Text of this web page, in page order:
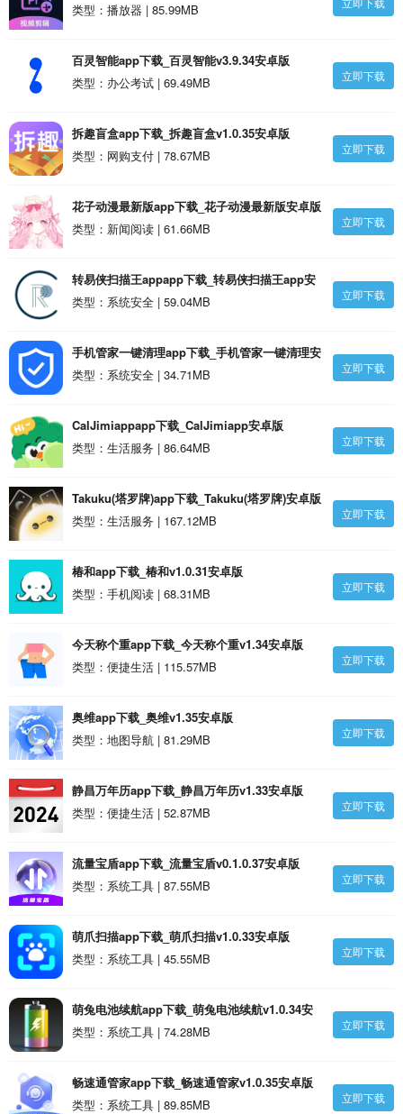
v1.0.32安卓版
类型：播放器 | 85.99MB
百灵智能app下载_百灵智能v3.9.34安卓版
类型：办公考试 | 69.49MB
立即下载
拆趣盲盒app下载_拆趣盲盒v1.0.35安卓版
类型：网购支付 | 78.67MB
立即下载
花子动漫最新版app下载_花子动漫最新版安卓版
类型：新闻阅读 | 61.66MB
立即下载
转易侠扫描王appapp下载_转易侠扫描王app安
卓版
类型：系统安全 | 59.04MB 立即下载
手机管家一键清理app下载_手机管家一键清理安
卓版
类型：系统安全 | 34.71MB 立即下载
CalJimiappapp下载_CalJimiapp安卓版
类型：生活服务 | 86.64MB
立即下载
Takuku(塔罗牌)app下载_Takuku(塔罗牌)安卓版
类型：生活服务 | 167.12MB
立即下载
椿和app下载_椿和v1.0.31安卓版
类型：手机阅读 | 68.31MB
立即下载
今天称个重app下载_今天称个重v1.34安卓版
类型：便捷生活 | 115.57MB
立即下载
奥维app下载_奥维v1.35安卓版
类型：地图导航 | 81.29MB
立即下载
静昌万年历app下载_静昌万年历v1.33安卓版
类型：便捷生活 | 52.87MB
立即下载
流量宝盾app下载_流量宝盾v0.1.0.37安卓版
类型：系统工具 | 87.55MB
立即下载
萌爪扫描app下载_萌爪扫描v1.0.33安卓版
类型：系统工具 | 45.55MB
立即下载
萌兔电池续航app下载_萌兔电池续航v1.0.34安
卓版
类型：系统工具 | 74.28MB 立即下载
畅速通管家app下载_畅速通管家v1.0.35安卓版
类型：系统工具 | 89.85MB
立即下载